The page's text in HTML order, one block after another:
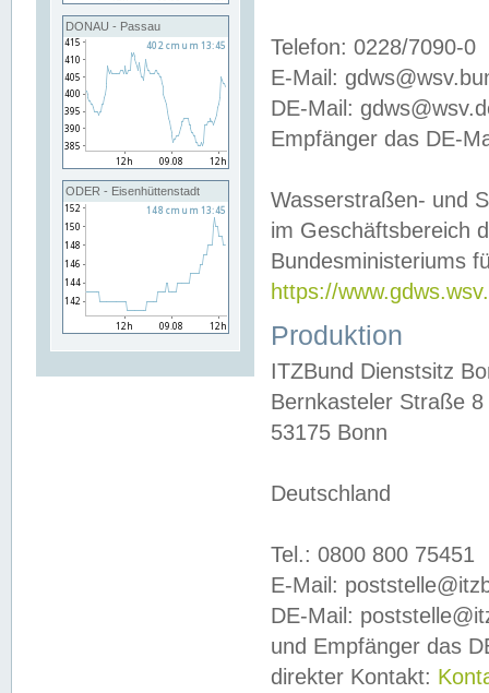
DONAU - Passau
ODER - Eisenhüttenstadt
Telefon: 0228/7090-0
E-Mail:
DE-Mail:
Empfänger das DE-
Wasserstraßen- und
im Geschäftsbereich
Bundesministeriums
https://
Produktion
ITZBund Dienstsitz
Bernkasteler Straße 8
53175 Bonn
Deutschland
Tel.: 0800 800 75451
E-Mail:
DE-Mail:
und Empfänger das
direkter Kontakt: